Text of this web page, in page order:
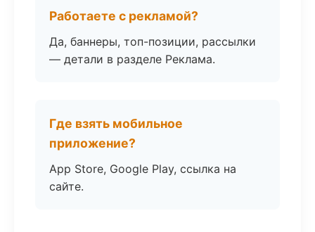
Работаете с рекламой?
Да, баннеры, топ-позиции, рассылки
— детали в разделе Реклама.
Где взять мобильное
приложение?
App Store, Google Play, ссылка на
сайте.